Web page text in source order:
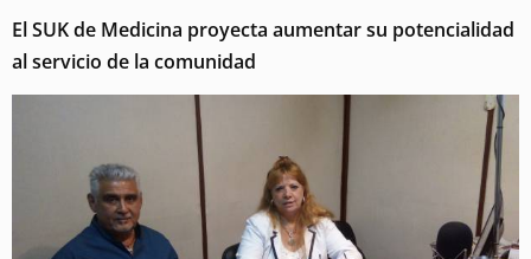
El SUK de Medicina proyecta aumentar su potencialidad
al servicio de la comunidad